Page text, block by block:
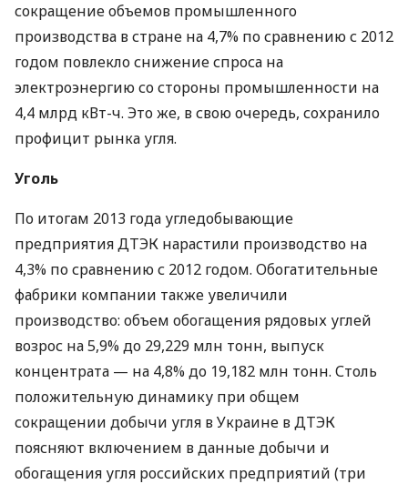
сокращение объемов промышленного
производства в стране на 4,7% по сравнению с 2012
годом повлекло снижение спроса на
электроэнергию со стороны промышленности на
4,4 млрд кВт-ч. Это же, в свою очередь, сохранило
профицит рынка угля.
Уголь
По итогам 2013 года угледобывающие
предприятияДТЭК нарастили производство на
4,3% по сравнению с 2012 годом. Обогатительные
фабрики компании также увеличили
производство: объем обогащения рядовых углей
возрос на 5,9% до 29,229 млн тонн, выпуск
концентрата — на 4,8% до 19,182 млн тонн. Столь
положительную динамику при общем
сокращении добычи угля в Украине вДТЭК
поясняют включением в данные добычи и
обогащения угля российских предприятий (три